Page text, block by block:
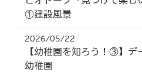
①建設風景
2026/05/22
【幼稚園を知ろう！③】デ
幼稚園